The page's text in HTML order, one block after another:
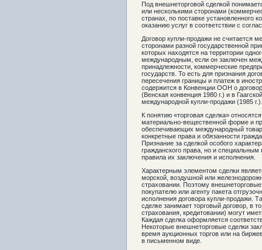
Под внешнеторговой сделкой
или несколькими сторонами
странах, по поставке установленного
оказанию услуг в соответствии с
Договор купли-продажи не считается
сторонами разной государственной
которых находятся на территории
международным, если он заключен
принадлежности, коммерческие
государств. То есть для признания
пересечения границы и платеж в
содержится в Конвенции ООН о
(Венская конвенция 1980 г.) и в
международной купли-продажи (1985 г.).
К понятию «торговая сделка»
материально-вещественной форме и
обеспечивающих международный
конкретные права и обязанности
Признание за сделкой особого
гражданского права, но и
правила их заключения и исполнения.
Характерным элементом сделки
морской, воздушной или
страховании. Поэтому
покупателю или агенту пакета
исполнения договора купли-продажи.
сделке занимает торговый договор, в
страхования, кредитовании) могут
Каждая сделка оформляется
Некоторые внешнеторговые сделки
время аукционных торгов или на
в письменном виде.